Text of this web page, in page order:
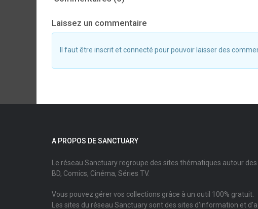
Laissez un commentaire
Il faut être inscrit et connecté pour pouvoir laisser des
A PROPOS DE SANCTUARY
Le réseau Sanctuary regroupe des sites thématiques autour
BD, Comics, Cinéma, Séries TV.
Vous pouvez gérer vos collections grâce à un outil 100% gratuit.
Les sites du réseau Sanctuary sont des sites d'information et